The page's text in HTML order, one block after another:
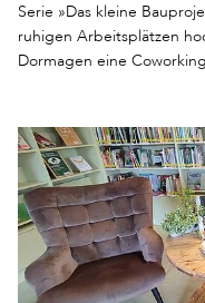
Serie »Das kleine
ruhigen Arbeitsplätzen
Dormagen eine